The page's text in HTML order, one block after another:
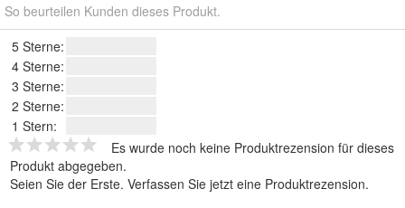
So beurteilen Kunden dieses Produkt.
5 Sterne:
4 Sterne:
3 Sterne:
2 Sterne:
1 Stern:
Es wurde noch keine Produktrezension für dieses
Produkt abgegeben.
Seien Sie der Erste. Verfassen Sie jetzt eine Produktrezension.